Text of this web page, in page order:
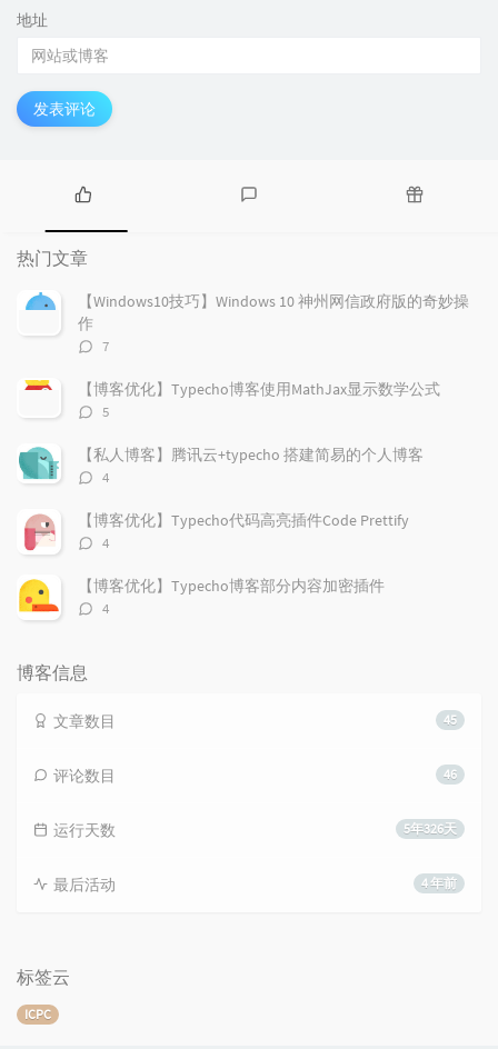
地址
发表评论
门
文
章
论
章
热门文章
【Windows10技巧】Windows 10 神州网信政府版的奇妙操
作
评
数：
7
【博客优化】Typecho博客使用MathJax显示数学公式
评
数：
5
【私人博客】腾讯云+typecho 搭建简易的个人博客
评
数：
4
【博客优化】Typecho代码高亮插件Code Prettify
评
数：
4
【博客优化】Typecho博客部分内容加密插件
评
4
博客信息
45
文章数目
46
评论数目
5年326天
运行天数
4 年前
最后活动
标签云
ICPC